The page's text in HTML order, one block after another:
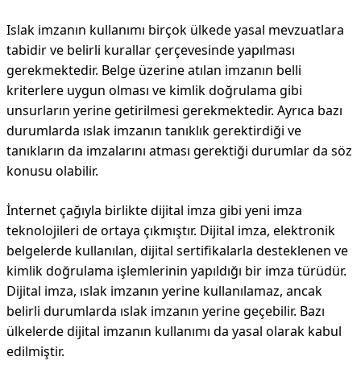
Islak imzanın kullanımı birçok ülkede yasal mevzuatlara
tabidir ve belirli kurallar çerçevesinde yapılması
gerekmektedir. Belge üzerine atılan imzanın belli
kriterlere uygun olması ve kimlik doğrulama gibi
unsurların yerine getirilmesi gerekmektedir. Ayrıca bazı
durumlarda ıslak imzanın tanıklık gerektirdiği ve
tanıkların da imzalarını atması gerektiği durumlar da söz
konusu olabilir.
İnternet çağıyla birlikte dijital imza gibi yeni imza
teknolojileri de ortaya çıkmıştır. Dijital imza, elektronik
belgelerde kullanılan, dijital sertifikalarla desteklenen ve
kimlik doğrulama işlemlerinin yapıldığı bir imza türüdür.
Dijital imza, ıslak imzanın yerine kullanılamaz, ancak
belirli durumlarda ıslak imzanın yerine geçebilir. Bazı
ülkelerde dijital imzanın kullanımı da yasal olarak kabul
edilmiştir.